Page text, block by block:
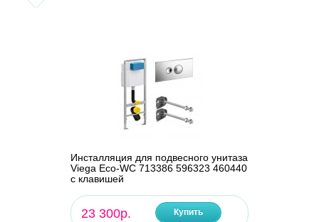
Инсталляция для подвесного унитаза
Viega Eco-WC 713386 596323 460440
с клавишей
23 300р. Купить